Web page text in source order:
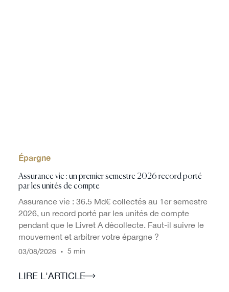
Épargne
Assurance vie : un premier semestre 2026 record porté
par les unités de compte
Assurance vie : 36.5 Md€ collectés au 1er semestre
2026, un record porté par les unités de compte
pendant que le Livret A décollecte. Faut-il suivre le
mouvement et arbitrer votre épargne ?
03/08/2026 • 5 min
LIRE L'ARTICLE